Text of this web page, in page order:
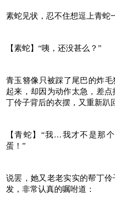
素蛇见状，忍不住想逗上青蛇
【素蛇】“咦，还没甚么？”
青玉簪像只被踩了尾巴的炸
起来，却因为动作太急，差
丁伶子背后的衣摆，又重新趴
【青蛇】“我…我才不是那
蛋！”
说罢，她又老老实实的帮丁
发，非常认真的嘱咐道：